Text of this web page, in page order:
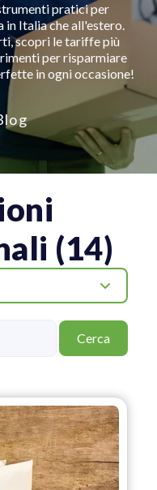
pratici per
in Italia che all'estero.
scopri le tariffe più
per risparmiare
in ogni occasione!
(14)
Cerca